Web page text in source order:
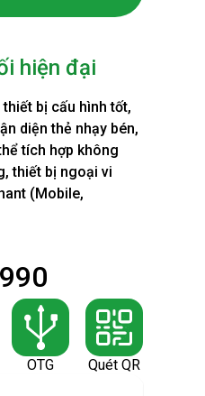
hiện đại
bị cấu hình tốt,
diện thẻ nhạy bén,
tích hợp không
thiết bị ngoại vi
(Mobile,
OTG Quét QR